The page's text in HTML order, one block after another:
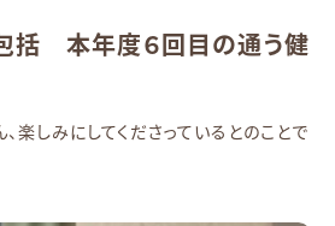
括 本年度６回目の通う健
楽しみにしてくださっているとのことで